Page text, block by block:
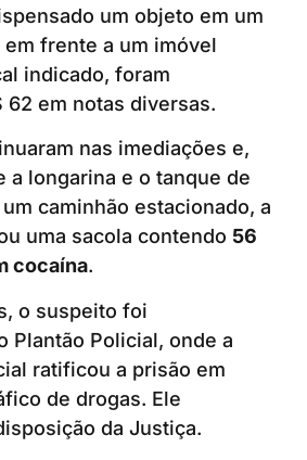
um objeto em um
frente a um imóvel
indicado, foram
62 em notas diversas.
nas imediações e,
a longarina e o tanque de
caminhão estacionado, a
uma sacola contendo 56
cocaína.
o suspeito foi
Plantão Policial, onde a
ratificou a prisão em
de drogas. Ele
da Justiça.